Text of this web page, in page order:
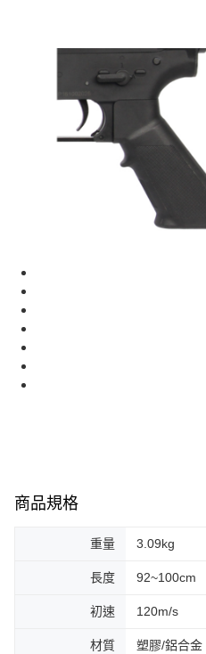
商品規格
重量 3.09kg
長度 92~100cm
初速 120m/s
材質 塑膠/鋁合金